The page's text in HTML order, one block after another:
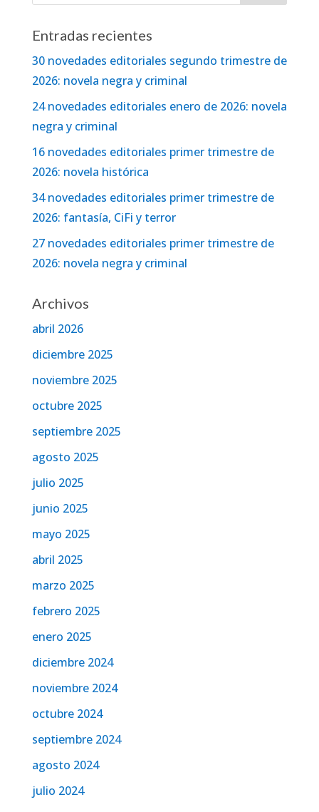
Entradas recientes
30 novedades editoriales segundo trimestre de
2026: novela negra y criminal
24 novedades editoriales enero de 2026: novela
negra y criminal
16 novedades editoriales primer trimestre de
2026: novela histórica
34 novedades editoriales primer trimestre de
2026: fantasía, CiFi y terror
27 novedades editoriales primer trimestre de
2026: novela negra y criminal
Archivos
abril 2026
diciembre 2025
noviembre 2025
octubre 2025
septiembre 2025
agosto 2025
julio 2025
junio 2025
mayo 2025
abril 2025
marzo 2025
febrero 2025
enero 2025
diciembre 2024
noviembre 2024
octubre 2024
septiembre 2024
agosto 2024
julio 2024